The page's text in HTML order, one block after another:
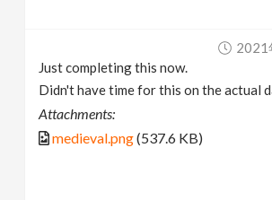
2021
Just completing this now.
Didn't have time for this on the actual
Attachments:
medieval.png(537.6 KB)